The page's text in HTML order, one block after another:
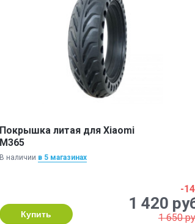
Покрышка литая для Xiaomi
M365
В наличии в 5 магазинах
Купить
-
1 420
1 650